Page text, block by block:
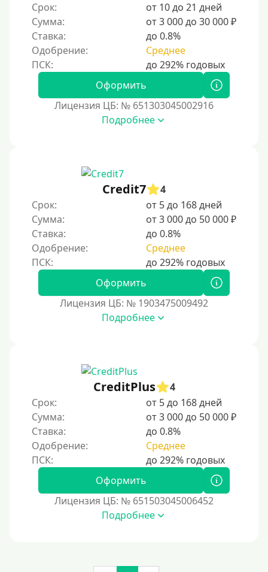
ВТБ
Виза (Visa)
Тинькофф
На карту Кукуруза
С помощью платформы Контакт (Contact)
С помощью системы быстрых платежей (СБП)
Способы получения
Без активации сервиса
Без участия банков
На сберкнижку
Без посещения офиса
В ломбарде
Роботы займов
Перевод средств на карту через Telegram
Бесплатное использование без списания средств с
карты.
Денежным переводом
На Яндекс Деньги
Срок:
от 10 до 21 дней
Сумма:
от 3 000 до 30 000 ₽
Ставка:
до 0.8%
Одобрение:
Среднее
Оформить
Лицензия ЦБ: № 651303045002916
Подробнее
Credit7
4
Срок:
от 5 до 168 дней
Сумма:
от 3 000 до 50 000 ₽
Ставка:
до 0.8%
Одобрение:
Среднее
Оформить
Лицензия ЦБ: № 1903475009492
Подробнее
CreditPlus
4
Срок:
от 5 до 168 дней
Сумма:
от 3 000 до 50 000 ₽
Ставка:
до 0.8%
Одобрение:
Среднее
Оформить
Лицензия ЦБ: № 651503045006452
Подробнее